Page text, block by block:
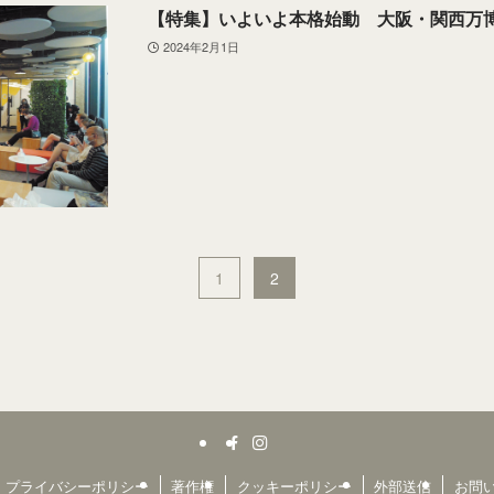
【特集】いよいよ本格始動 大阪・関西万
2024年2月1日
1 2
プライバシーポリシー 著作権 クッキーポリシー 外部送信 お問